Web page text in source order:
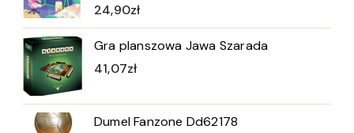
24,90zł
Gra planszowa Jawa Szarada
41,07zł
Dumel Fanzone Dd62178